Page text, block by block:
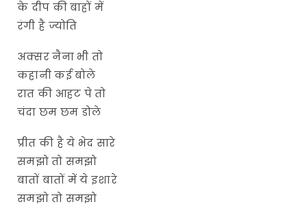
के दीप की बाहों में
रंगी है ज्योति
अक्सर नैना भी तो
कहानी कई बोले
रात की आहट पे तो
चंदा छम छम डोले
प्रीत की है ये भेद सारे
समझो तो समझो
बातों बातों में ये इशारे
समझो तो समझो